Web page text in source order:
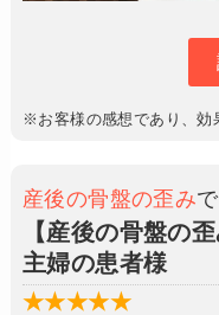
※お客様の感想であり、効
産後の骨盤の歪み
【産後の骨盤の
主婦の患者様
★★★★★